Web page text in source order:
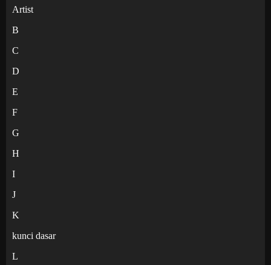
Artist
B
C
D
E
F
G
H
I
J
K
kunci dasar
L